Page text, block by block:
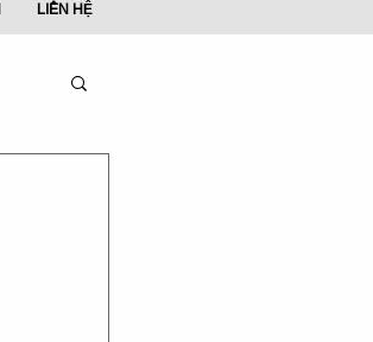
LIÊN HỆ